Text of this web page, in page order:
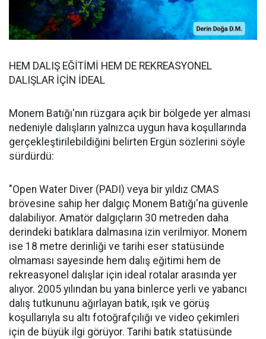
HEM DALIŞ EĞİTİMİ HEM DE REKREASYONEL
DALIŞLAR İÇİN İDEAL
Monem Batığı'nın rüzgara açık bir bölgede yer alması
nedeniyle dalışların yalnızca uygun hava koşullarında
gerçekleştirilebildiğini belirten Ergün sözlerini söyle
sürdürdü:
"Open Water Diver (PADI) veya bir yıldız CMAS
brövesine sahip her dalgıç Monem Batığı'na güvenle
dalabiliyor. Amatör dalgıçların 30 metreden daha
derindeki batıklara dalmasına izin verilmiyor. Monem
ise 18 metre derinliği ve tarihi eser statüsünde
olmaması sayesinde hem dalış eğitimi hem de
rekreasyonel dalışlar için ideal rotalar arasında yer
alıyor. 2005 yılından bu yana binlerce yerli ve yabancı
dalış tutkununu ağırlayan batık, ışık ve görüş
koşullarıyla su altı fotoğrafçılığı ve video çekimleri
için de büyük ilgi görüyor. Tarihi batık statüsünde